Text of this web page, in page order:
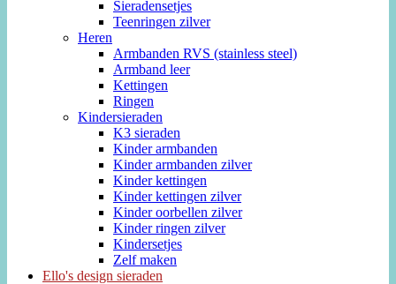
Sieradensetjes
Teenringen zilver
Heren
Armbanden RVS (stainless steel)
Armband leer
Kettingen
Ringen
Kindersieraden
K3 sieraden
Kinder armbanden
Kinder armbanden zilver
Kinder kettingen
Kinder kettingen zilver
Kinder oorbellen zilver
Kinder ringen zilver
Kindersetjes
Zelf maken
Ello's design sieraden